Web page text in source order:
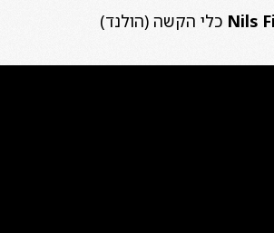
Nils כלי הקשה (הולנד)